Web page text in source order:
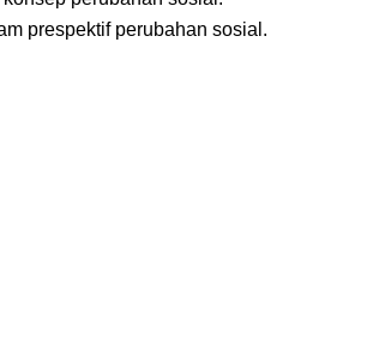
prespektif perubahan sosial.